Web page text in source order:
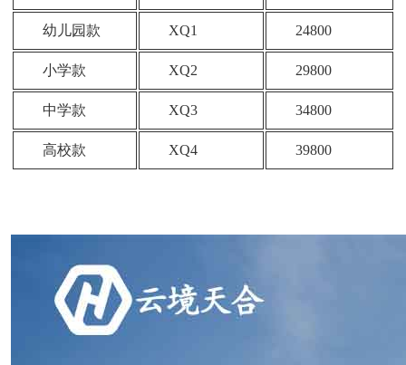
幼儿园款 XQ1 24800
小学款 XQ2 29800
中学款 XQ3 34800
高校款 XQ4 39800